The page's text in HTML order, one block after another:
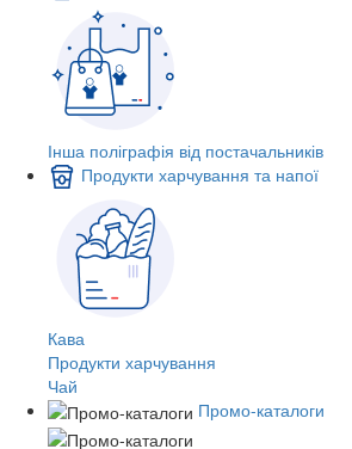
Інша поліграфія від постачальників
Продукти харчування та напої
Кава
Продукти харчування
Чай
Промо-каталоги